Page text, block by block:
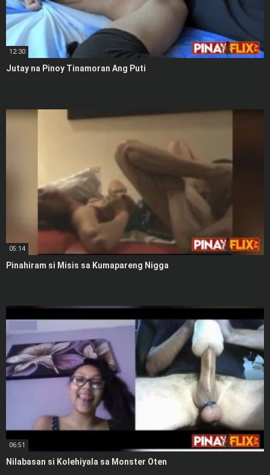
12:30
Jutay na Pinoy Tinamoran Ang Puti
05:14
Pinahiram si Misis sa Kumapareng Nigga
06:51
Nilabasan si Kolehiyala sa Monster Oten